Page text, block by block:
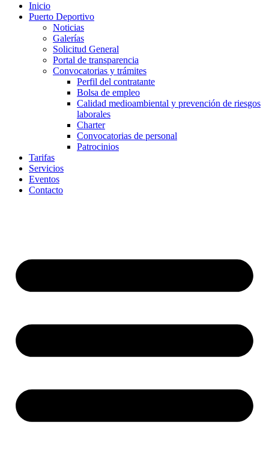
Inicio
Puerto Deportivo
Noticias
Galerías
Solicitud General
Portal de transparencia
Convocatorias y trámites
Perfil del contratante
Bolsa de empleo
Calidad medioambiental y prevención de riesgos
laborales
Charter
Convocatorias de personal
Patrocinios
Tarifas
Servicios
Eventos
Contacto